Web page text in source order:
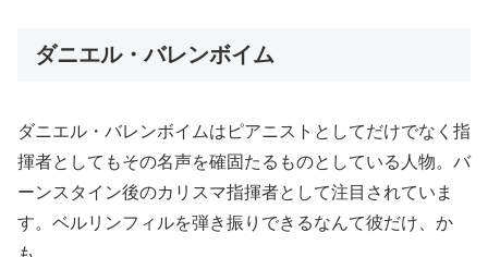
ダニエル・バレンボイム
ダニエル・バレンボイムはピアニストとしてだけでなく指
揮者としてもその名声を確固たるものとしている人物。バ
ーンスタイン後のカリスマ指揮者として注目されていま
す。ベルリンフィルを弾き振りできるなんて彼だけ、か
も。